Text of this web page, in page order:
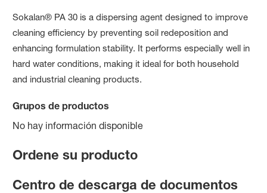
Sokalan® PA 30 is a dispersing agent designed to improve
cleaning efficiency by preventing soil redeposition and
enhancing formulation stability. It performs especially well in
hard water conditions, making it ideal for both household
and industrial cleaning products.
Grupos de productos
No hay información disponible
Ordene su producto
Centro de descarga de documentos